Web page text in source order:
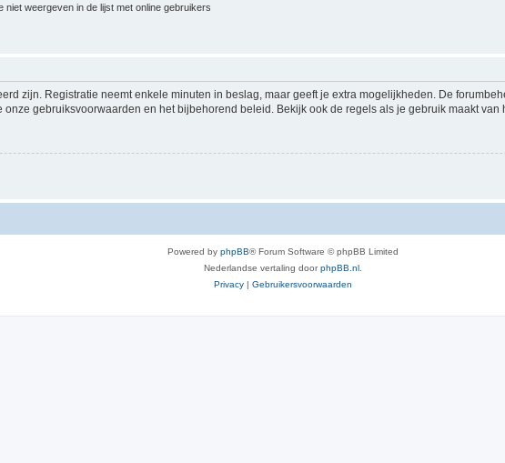
niet weergeven in de lijst met online gebruikers
zijn. Registratie neemt enkele minuten in beslag, maar geeft je extra mogelijkheden. De
gebruiksvoorwaarden en het bijbehorend beleid. Bekijk ook de regels als je gebruik maakt van
Powered by phpBB® Forum Software © phpBB Limited
Nederlandse vertaling doorphpBB.nl
Privacy | Gebruikersvoorwaarden